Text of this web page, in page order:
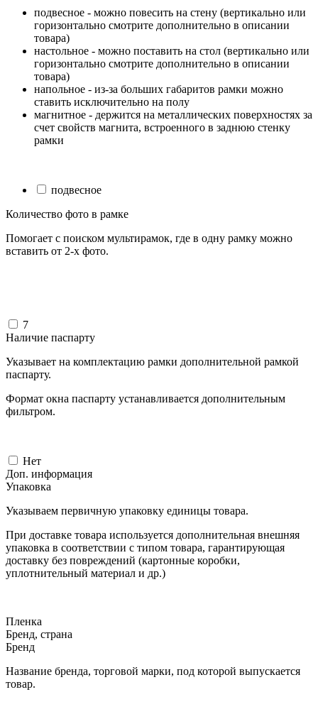
подвесное - можно повесить на стену (вертикально или
горизонтально смотрите дополнительно в описании
товара)
настольное - можно поставить на стол (вертикально или
горизонтально смотрите дополнительно в описании
товара)
напольное - из-за больших габаритов рамки можно
ставить исключительно на полу
магнитное - держится на металлических поверхностях за
счет свойств магнита, встроенного в заднюю стенку
рамки
подвесное
Количество фото в рамке
Помогает с поиском мультирамок, где в одну рамку можно
вставить от 2-х фото.
7
Наличие паспарту
Указывает на комплектацию рамки дополнительной рамкой
паспарту.
Формат окна паспарту устанавливается дополнительным
фильтром.
Нет
Доп. информация
Упаковка
Указываем первичную упаковку единицы товара.
При доставке товара используется дополнительная внешняя
упаковка в соответствии с типом товара, гарантирующая
доставку без повреждений (картонные коробки,
уплотнительный материал и др.)
Пленка
Бренд, страна
Бренд
Название бренда, торговой марки, под которой выпускается
товар.